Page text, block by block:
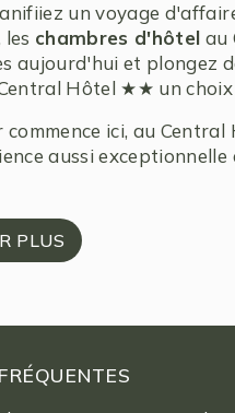
un voyage
chambres d'hôtel au
aujourd'hui et plongez
Hôtel ★★ un choix
commence ici, au
aussi exceptionnelle
PLUS